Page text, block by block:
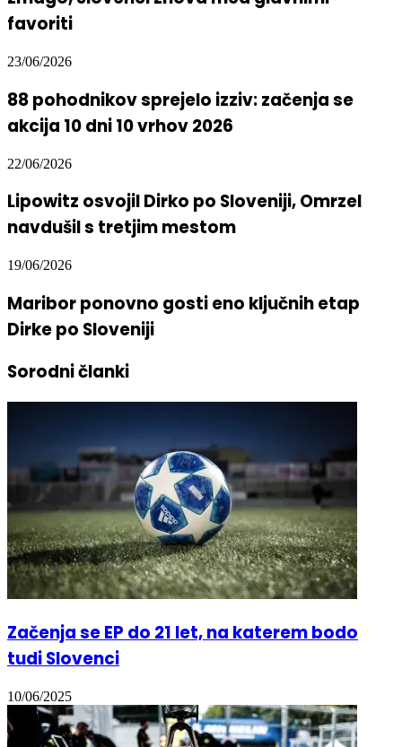
favoriti
23/06/2026
88 pohodnikov sprejelo izziv: začenja se
akcija 10 dni 10 vrhov 2026
22/06/2026
Lipowitz osvojil Dirko po Sloveniji, Omrzel
navdušil s tretjim mestom
19/06/2026
Maribor ponovno gosti eno ključnih etap
Dirke po Sloveniji
Sorodni članki
Začenja se EP do 21 let, na katerem bodo
tudi Slovenci
10/06/2025